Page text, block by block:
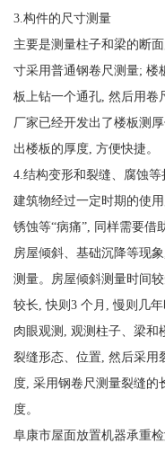
3.构件的尺寸测量
主要是测量柱子和梁的断
寸采用普通钢卷尺测量; 楼
板上钻一个通孔, 然后用卷
厂家已经开发出了楼板测
出楼板的厚度, 方便快捷。
4.结构变形和裂缝、腐蚀等
建筑物经过一定时期的使
锈蚀等“病痛”, 同样需要借
房屋倾斜、基础沉降等现
测量。房屋倾斜测量时间
较长, 快则3 个月, 慢则几
肉眼观测, 观测柱子、梁和
裂缝形态、位置, 然后采用
度, 采用钢卷尺测量裂缝的
度。
阜康市屋面放置机器承重